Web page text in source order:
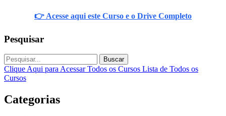
👉 Acesse aqui este Curso e o Drive Completo
Pesquisar
Buscar
Clique Aqui para Acessar Todos os Cursos Lista de Todos os
Cursos
Categorias